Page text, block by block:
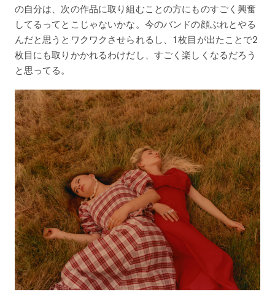
の自分は、次の作品に取り組むことの方にものすごく興奮
してるってとこじゃないかな。今のバンドの顔ぶれとやる
んだと思うとワクワクさせられるし、1枚目が出たことで2
枚目にも取りかかれるわけだし、すごく楽しくなるだろう
と思ってる。